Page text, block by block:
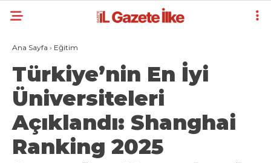
Ana Sayfa › Eğitim
Türkiye’nin En İyi
Üniversiteleri
Açıklandı: Shanghai
Ranking 2025